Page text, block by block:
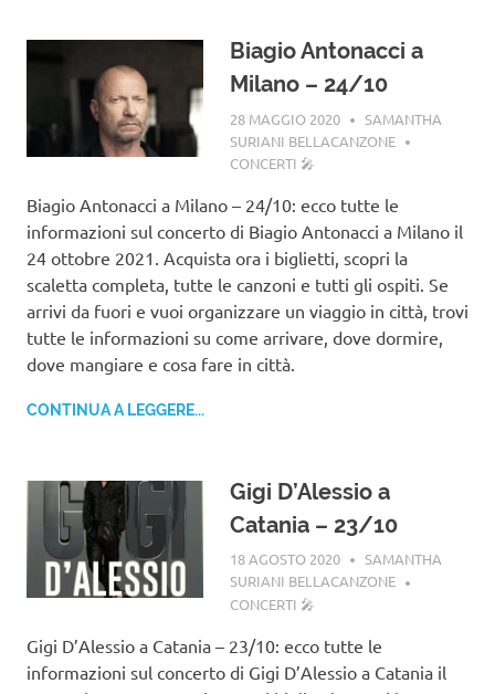
Biagio Antonacci a
Milano – 24/10
28 MAGGIO 2020
SAMANTHA
SURIANI BELLACANZONE
CONCERTI 🎤
Biagio Antonacci a Milano – 24/10: ecco tutte le
informazioni sul concerto di Biagio Antonacci a Milano il
24 ottobre 2021. Acquista ora i biglietti, scopri la
scaletta completa, tutte le canzoni e tutti gli ospiti. Se
arrivi da fuori e vuoi organizzare un viaggio in città, trovi
tutte le informazioni su come arrivare, dove dormire,
dove mangiare e cosa fare in città.
CONTINUA A LEGGERE...
Gigi D’Alessio a
Catania – 23/10
18 AGOSTO 2020
SAMANTHA
SURIANI BELLACANZONE
CONCERTI 🎤
Gigi D’Alessio a Catania – 23/10: ecco tutte le
informazioni sul concerto di Gigi D’Alessio a Catania il